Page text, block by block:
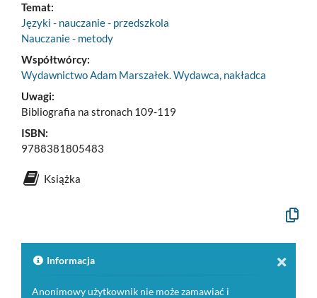
Temat:
Języki - nauczanie - przedszkola
Nauczanie - metody
Współtwórcy:
Wydawnictwo Adam Marszałek. Wydawca, nakładca
Uwagi:
Bibliografia na stronach 109-119
ISBN:
9788381805483
Książka
Kopiuj
do
Informacja
Anonimowy użytkownik nie może zamawiać i